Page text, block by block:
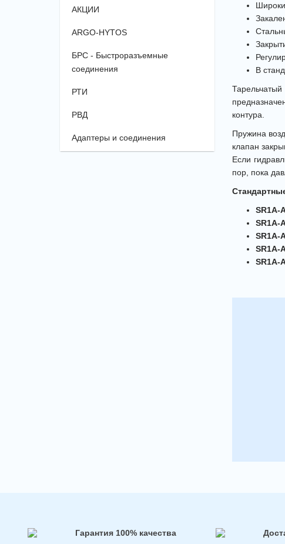
АКЦИИ
ARGO-HYTOS
БРС - Быстроразъемные
соединения
РТИ
РВД
Адаптеры и соединения
В
контура.
Пружина
клапан
Если
пор, пока
SR1A-
SR1A-
SR1A-
SR1A-
SR1A-
Гарантия 100% качества